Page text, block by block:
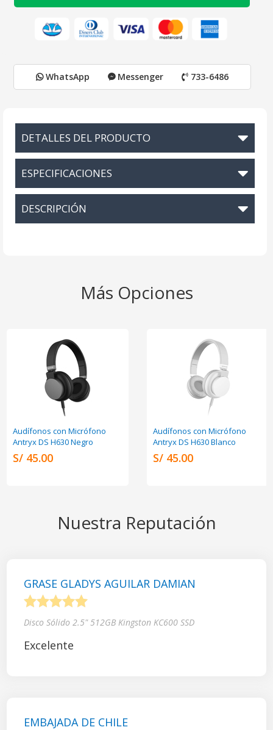
WhatsApp Messenger 733-6486
DETALLES DEL PRODUCTO
ESPECIFICACIONES
DESCRIPCIÓN
Más Opciones
Audífonos con Micrófono
Antryx DS H630 Negro
S/ 45.00
Audífonos con Micrófono
Antryx DS H630 Blanco
S/ 45.00
Nuestra Reputación
GRASE GLADYS AGUILAR DAMIAN
Disco Sólido 2.5" 512GB Kingston KC600 SSD
Excelente
EMBAJADA DE CHILE